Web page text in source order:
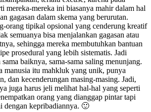
mereka-mereka ini biasanya mahir dalam hal
gagasan dalam skema yang berurutan.
orang tipikal opsional yang cenderung kreatif
semuanya bisa menjalankan gagasan atau
sehingga mereka membutuhkan bantuan
prosedural yang lebih sistematis. Jadi
baiknya, sama-sama saling menunjang.
manusia itu mahkluk yang unik, punya
dan kecenderungan masing-masing. Jadi,
juga harus jeli melihat hal-hal yang seperti
orang yang dianggap pintar tapi
dengan kepribadiannya. 🙂